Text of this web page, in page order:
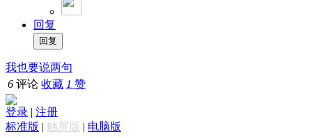
回复
我也要说两句
6 评论 收藏 1 赞
登录 | 注册
标准版 | 触屏版 | 电脑版